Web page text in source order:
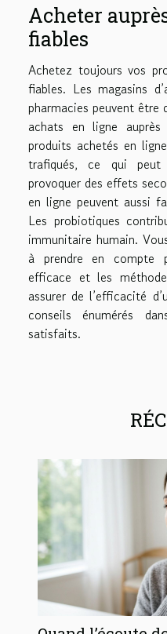
Acheter
fiables
Achetez toujours vos
fiables. Les magasins
pharmacies peuvent être
achats en ligne
produits achetés en
trafiqués, ce qui
provoquer des effets
en ligne peuvent aussi
Les probiotiques
immunitaire humain.
à prendre en compte
efficace et les
assurer de l’efficacité
conseils énumérés
satisfaits.